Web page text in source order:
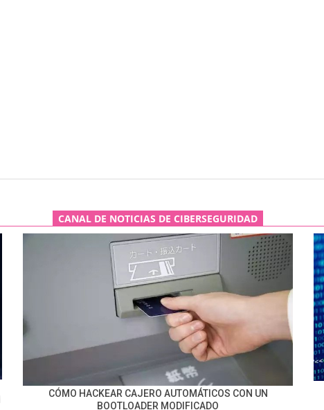
CANAL DE NOTICIAS DE CIBERSEGURIDAD
CÓMO HACKEAR CAJERO AUTOMÁTICOS CON UN
BOOTLOADER MODIFICADO